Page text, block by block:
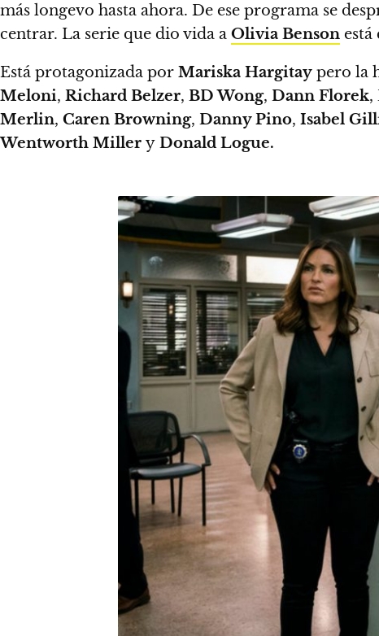
más longevo hasta ahora. De ese programa se
centrar. La serie que dio vida a Olivia Benson
Está protagonizada por Mariska Hargitay pero la
Meloni, Richard Belzer, BD Wong, Dann Florek,
Merlin, Caren Browning, Danny Pino, Isabel
Wentworth Miller y Donald Logue.